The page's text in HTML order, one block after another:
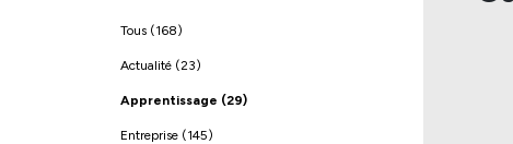
Tous (168)
Actualité (23)
Apprentissage (29)
Entreprise (145)